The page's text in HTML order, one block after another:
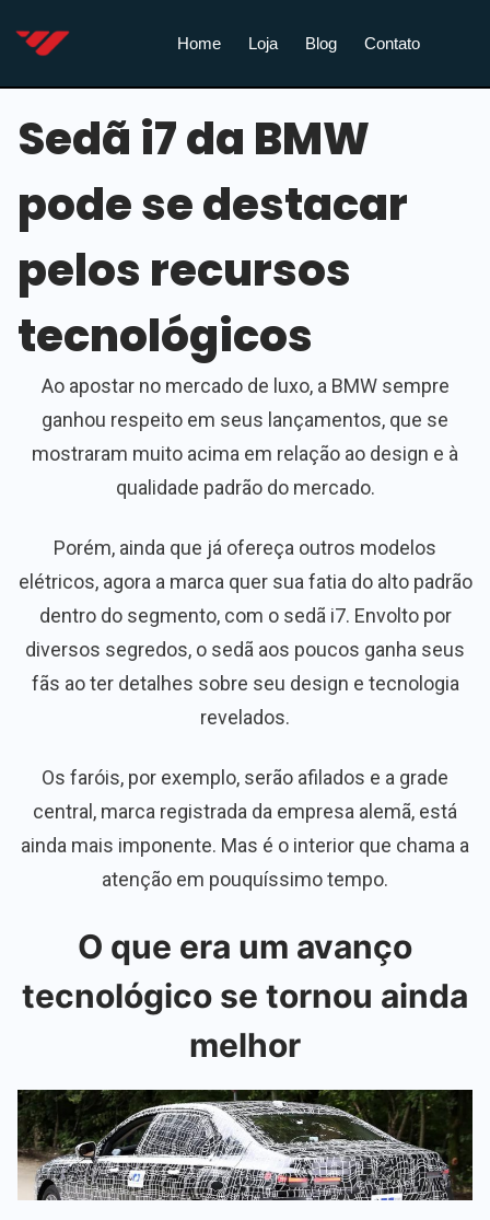
Home Loja Blog Contato
Sedã i7 da BMW
pode se destacar
pelos recursos
tecnológicos
Ao apostar no mercado de luxo, a BMW sempre
ganhou respeito em seus lançamentos, que se
mostraram muito acima em relação ao design e à
qualidade padrão do mercado.
Porém, ainda que já ofereça outros modelos
elétricos, agora a marca quer sua fatia do alto padrão
dentro do segmento, com o sedã i7. Envolto por
diversos segredos, o sedã aos poucos ganha seus
fãs ao ter detalhes sobre seu design e tecnologia
revelados.
Os faróis, por exemplo, serão afilados e a grade
central, marca registrada da empresa alemã, está
ainda mais imponente. Mas é o interior que chama a
atenção em pouquíssimo tempo.
O que era um avanço
tecnológico se tornou ainda
melhor